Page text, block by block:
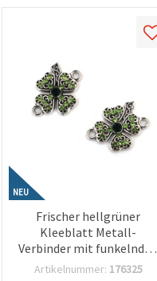
NEU
Frischer hellgrüner
Kleeblatt Metall-
Verbinder mit funkelnden
Kristallen in Silberfarbe,
Artikelnummer: 176325